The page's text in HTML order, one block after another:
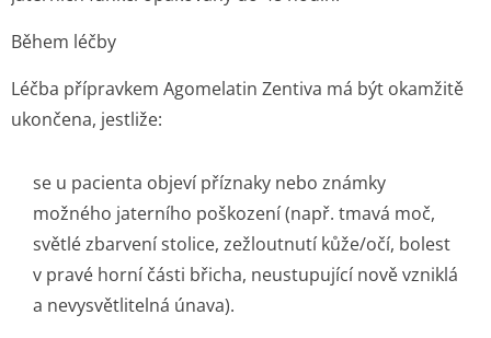
Během léčby
Léčba přípravkem Agomelatin Zentiva má být okamžitě
ukončena, jestliže:
se u pacienta objeví příznaky nebo známky
možného jaterního poškození (např. tmavá moč,
světlé zbarvení stolice, zežloutnutí kůže/očí, bolest
v pravé horní části břicha, neustupující nově vzniklá
a nevysvětlitelná únava).